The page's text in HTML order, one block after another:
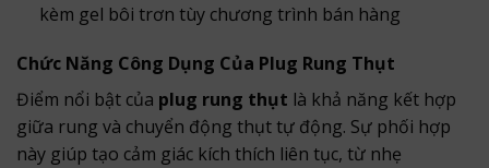
kèm gel bôi trơn tùy chương trình bán hàng
Chức Năng Công Dụng Của Plug Rung Thụt
Điểm nổi bật của plug rung thụt là khả năng kết hợp
giữa rung và chuyển động thụt tự động. Sự phối hợp
này giúp tạo cảm giác kích thích liên tục, từ nhẹ